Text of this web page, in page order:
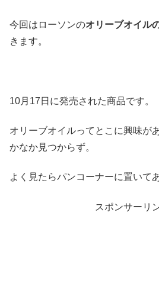
今回はローソンのオリーブオイル
きます。
10月17日に発売された商品です。
オリーブオイルってとこに興味が
かなか見つからず。
よく見たらパンコーナーに置いて
スポンサーリ